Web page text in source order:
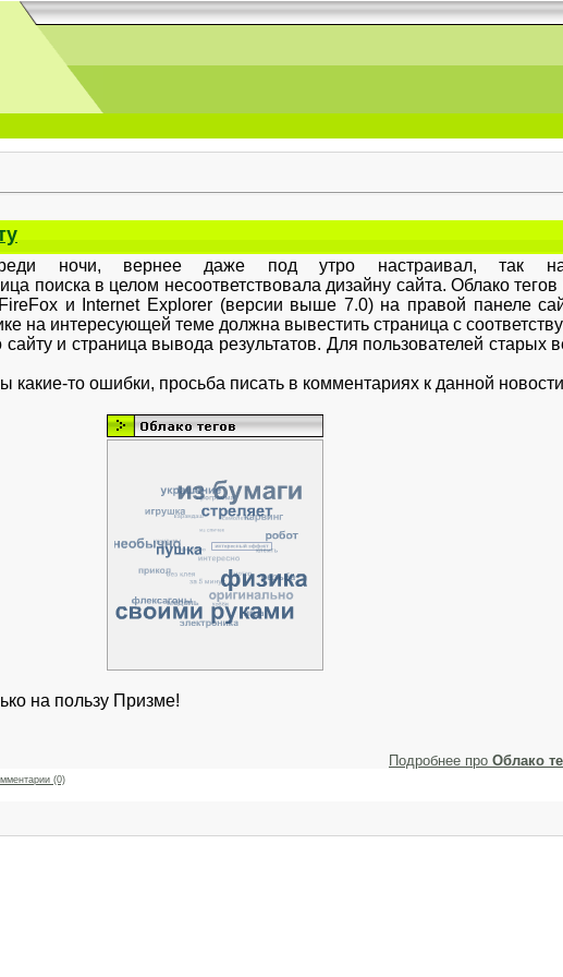
вернее даже под утро настраивал, так
поиска в целом несоответствовала дизайну сайта. Облако
и Internet Explorer (версии выше 7.0) на правой панеле
на интересующей теме должна вывестить страница с
и страница вывода результатов. Для пользователей старых
какие-то ошибки, просьба писать в комментариях к данной
на пользу Призме!
Подробнее про Облако
(0)